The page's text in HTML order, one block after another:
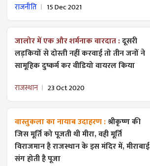
राजनीति 15 Dec 2021
जालोर में एक और शर्मनाक वारदात :दूसरी
लड़कियों से दोस्ती नहीं करवाई तो तीन जनों ने
सामूहिक दुष्कर्म कर वीडियो वायरल किया
राजस्थान 23 Oct 2020
वास्तुकला का नायाब उदाहरण :श्रीकृष्ण की
जिस मूर्ति को पूजती थी मीरा, वही मूर्ति
विराजमान है राजस्थान के इस मंदिर में, मीराबाई
संग होती है पूजा